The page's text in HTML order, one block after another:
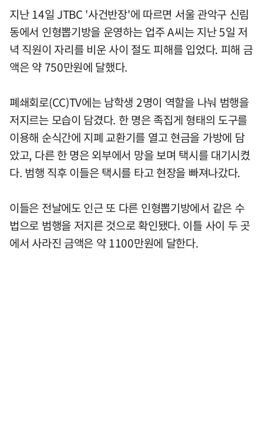
지난 14일 JTBC '사건반장'에 따르면 서울 관악구 신림
동에서 인형뽑기방을 운영하는 업주 A씨는 지난 5일 저
녁 직원이 자리를 비운 사이 절도 피해를 입었다. 피해 금
액은 약 750만원에 달했다.
폐쇄회로(CC)TV에는 남학생 2명이 역할을 나눠 범행을
저지르는 모습이 담겼다. 한 명은 족집게 형태의 도구를
이용해 순식간에 지폐 교환기를 열고 현금을 가방에 담
았고, 다른 한 명은 외부에서 망을 보며 택시를 대기시켰
다. 범행 직후 이들은 택시를 타고 현장을 빠져나갔다.
이들은 전날에도 인근 또 다른 인형뽑기방에서 같은 수
법으로 범행을 저지른 것으로 확인됐다. 이틀 사이 두 곳
에서 사라진 금액은 약 1100만원에 달한다.